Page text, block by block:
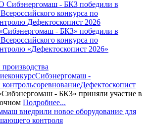
- БКЗ» победили в
конкурса по
«Дефектоскопист 2026»
конкурсСибэнергомаш -
соревнованиеДефектоскопист
- БКЗ» приняли участие в
Подробнее...